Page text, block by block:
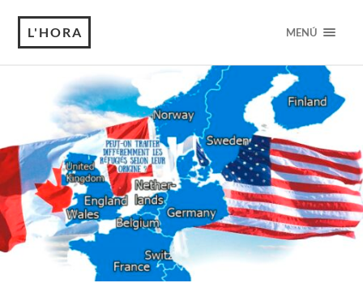
L'HORA MENÚ